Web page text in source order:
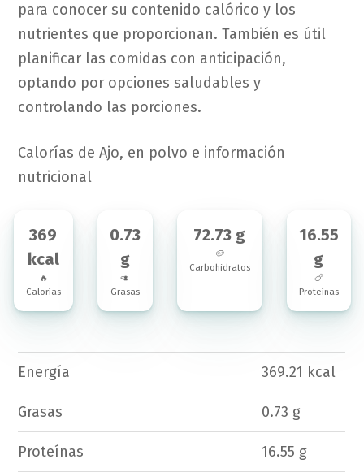
para conocer su contenido calórico y los
nutrientes que proporcionan. También es útil
planificar las comidas con anticipación,
optando por opciones saludables y
controlando las porciones.
Calorías de Ajo, en polvo e información
nutricional
369
kcal
🔥
Calorías
0.73
g
🥑
Grasas
72.73 g
🥔
Carbohidratos
16.55
g
🍗
Proteínas
Energía 369.21 kcal
Grasas 0.73 g
Proteínas 16.55 g